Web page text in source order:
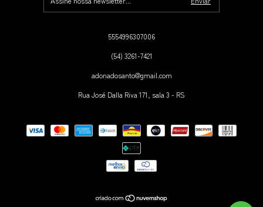
5554996307006
(54) 3261-7421
adonadosanto@gmail.com
Rua José Dalla Riva 171, sala 3 - RS